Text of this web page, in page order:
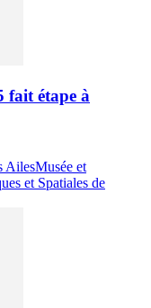
fait étape à
AilesMusée et
et Spatiales de